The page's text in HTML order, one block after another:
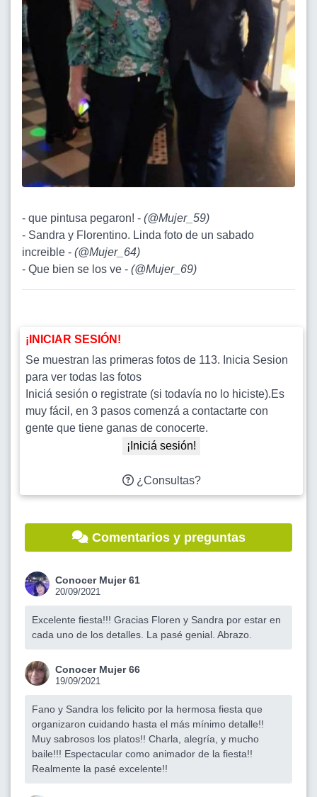
- que pintusa pegaron! - (@Mujer_59)
- Sandra y Florentino. Linda foto de un sabado
increible - (@Mujer_64)
- Que bien se los ve - (@Mujer_69)
¡INICIAR SESIÓN!
Se muestran las primeras fotos de 113. Inicia Sesion
para ver todas las fotos
Iniciá sesión o registrate (si todavía no lo hiciste).Es
muy fácil, en 3 pasos comenzá a contactarte con
gente que tiene ganas de conocerte.
¡Iniciá sesión!
¿Consultas?
Comentarios y preguntas
Conocer Mujer 61
20/09/2021
Excelente fiesta!!! Gracias Floren y Sandra por estar en
cada uno de los detalles. La pasé genial. Abrazo.
Conocer Mujer 66
19/09/2021
Fano y Sandra los felicito por la hermosa fiesta que
organizaron cuidando hasta el más mínimo detalle!!
Muy sabrosos los platos!! Charla, alegría, y mucho
baile!!! Espectacular como animador de la fiesta!!
Realmente la pasé excelente!!